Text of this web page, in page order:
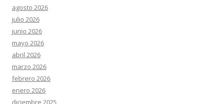
agosto 2026
julio 2026
junio 2026
mayo 2026
abril 2026
marzo 2026
febrero 2026
enero 2026
diciembre 2025